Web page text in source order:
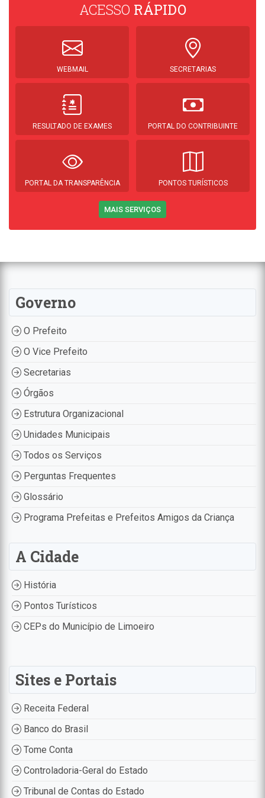
ACESSO RÁPIDO
WEBMAIL SECRETARIAS
RESULTADO DE EXAMES PORTAL DO CONTRIBUINTE
PORTAL DA TRANSPARÊNCIA PONTOS TURÍSTICOS
MAIS SERVIÇOS
Governo
O Prefeito
O Vice Prefeito
Secretarias
Órgãos
Estrutura Organizacional
Unidades Municipais
Todos os Serviços
Perguntas Frequentes
Glossário
Programa Prefeitas e Prefeitos Amigos da Criança
A Cidade
História
Pontos Turísticos
CEPs do Município de Limoeiro
Sites e Portais
Receita Federal
Banco do Brasil
Tome Conta
Controladoria-Geral do Estado
Tribunal de Contas do Estado